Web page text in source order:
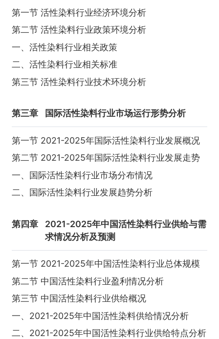
第一节 活性染料行业经济环境分析
第二节 活性染料行业政策环境分析
一、活性染料行业相关政策
二、活性染料行业相关标准
第三节 活性染料行业技术环境分析
第三章 国际活性染料行业市场运行形势分析
第一节 2021-2025年国际活性染料行业发展概况
第二节 2021-2025年国际活性染料行业发展走势
一、国际活性染料行业市场分布情况
二、国际活性染料行业发展趋势分析
第四章
2021-2025年中国活性染料行业供给与需
求情况分析及预测
第一节 2021-2025年中国活性染料行业总体规模
第二节 中国活性染料行业盈利情况分析
第三节 中国活性染料行业供给概况
一、2021-2025年中国活性染料供给情况分析
二、2021-2025年中国活性染料行业供给特点分析